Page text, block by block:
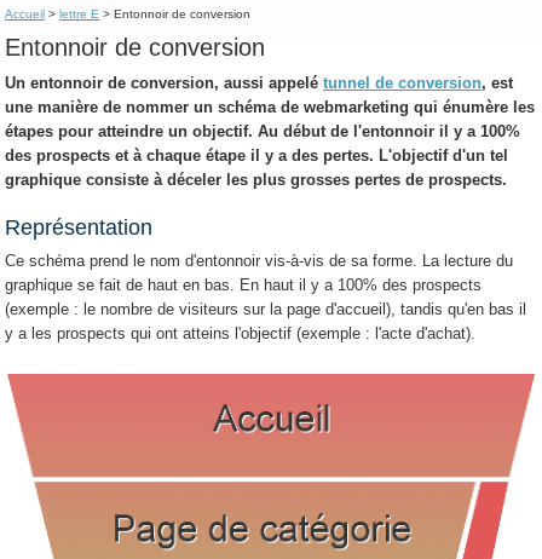
Accueil >lettre E > Entonnoir de conversion
Entonnoir de conversion
Unentonnoir de conversion, aussi appelétunnel de conversion, est
une manière de nommer un schéma de webmarketing qui énumère les
étapes pour atteindre un objectif. Au début de l'entonnoir il y a 100%
des prospects et à chaque étape il y a des pertes. L'objectif d'un tel
graphique consiste à déceler les plus grosses pertes de prospects.
Représentation
Ce schéma prend le nom d'entonnoir vis-à-vis de sa forme. La lecture du
graphique se fait de haut en bas. En haut il y a 100% des prospects
(exemple : le nombre de visiteurs sur la page d'accueil), tandis qu'en bas il
y a les prospects qui ont atteins l'objectif (exemple : l'acte d'achat).